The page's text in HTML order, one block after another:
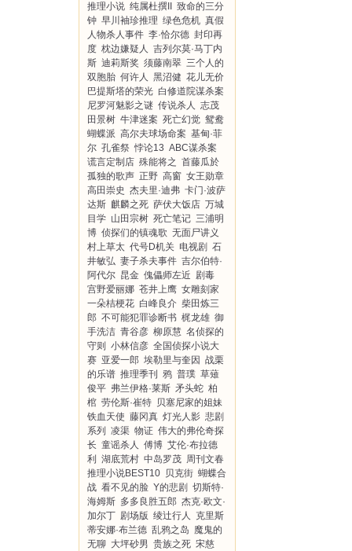
推理小说 纯属杜撰II
致命的三分
钟 早川袖珍推理 绿色危机 真假
人物杀人事件 李·恰尔德 封印再
度 枕边嫌疑人 吉列尔莫·马丁内
斯 迪莉斯奖 须藤南翠 三个人的
双胞胎 何许人 黑沼健 花儿无价
巴提斯塔的荣光 白修道院谋杀案
尼罗河魅影之谜 传说杀人 志茂
田景树 牛津迷案 死亡幻觉 鸳鸯
蝴蝶派 高尔夫球场命案 基甸·菲
尔 孔雀祭 悖论13 ABC谋杀案
谎言定制店 殊能将之 首藤瓜於
孤独的歌声 正野 高窗 女王勋章
高田崇史 杰夫里·迪弗 卡门·波萨
达斯 麒麟之死 萨伏大饭店 万城
目学 山田宗树 死亡笔记 三浦明
博 侦探们的镇魂歌 无面尸讲义
村上草太 代号D机关 电视剧 石
井敏弘 妻子杀夫事件 吉尔伯特·
阿代尔 昆金 傀儡师左近 剧毒
宫野爱丽娜 苍井上鹰 女雕刻家
一朵桔梗花 白峰良介 柴田炼三
郎 不可能犯罪诊断书 梶龙雄 御
手洗洁 青谷彦 柳原慧 名侦探的
守则
小林信彦 全国侦探小说大
赛 亚爱一郎 埃勒里与奎因 战栗
的乐谱 推理季刊 鸦 普璞 草薙
俊平 弗兰伊格·莱斯 矛头蛇 柏
棺 劳伦斯·崔特 贝塞尼家的姐妹
铁血天使 藤冈真 灯光人影 悲剧
系列
凌渠 物证 伟大的弗伦奇探
长 童谣杀人 傅博 艾伦·布拉德
利
湖底荒村 中岛罗茂 周刊文春
推理小说BEST10 贝克街 蝴蝶合
战 看不见的脸 Y的悲剧 切斯特·
海姆斯 多多良胜五郎 杰克·欧文·
加尔丁 剧场版 绫辻行人
克里斯
蒂安娜·布兰德 乱鸦之岛 魔鬼的
无聊 大坪砂男 贵族之死 宋慈